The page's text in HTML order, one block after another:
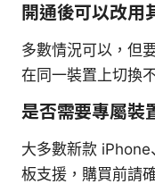
開通後可以改用
多數情況可以，但
在同一裝置上切換
是否需要專屬裝
大多數新款
板支援，購買前請